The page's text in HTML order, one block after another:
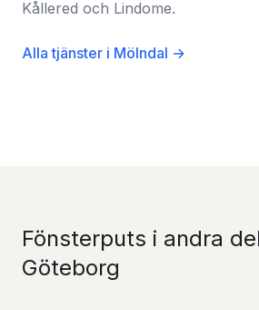
Kållered och Lindome.
Alla tjänster i Mölndal →
Fönsterputs i andra
Göteborg